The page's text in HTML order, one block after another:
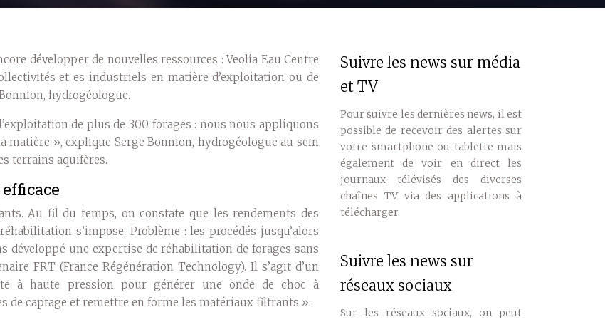
développer de nouvelles ressources : Veolia Eau Centre
et es industriels en matière d’exploitation ou de
hydrogéologue.
de plus de 300 forages : nous nous appliquons
matière », explique Serge Bonnion, hydrogéologue au sein
terrains aquifères.
Au fil du temps, on constate que les rendements des
s’impose. Problème : les procédés jusqu’alors
développé une expertise de réhabilitation de forages sans
FRT (France Régénération Technology). Il s’agit d’un
à haute pression pour générer une onde de choc à
de captage et remettre en forme les matériaux filtrants ».
Suivre les news sur média
et TV
Pour suivre les dernières news, il est
possible de recevoir des alertes sur
votre smartphone ou tablette mais
également de voir en direct les
journaux télévisés des diverses
chaînes TV via des applications à
télécharger.
Suivre les news sur
réseaux sociaux
Sur les réseaux sociaux, on peut